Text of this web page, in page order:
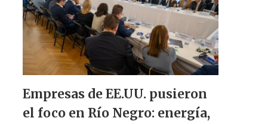
Empresas de EE.UU. pusieron
el foco en Río Negro: energía,